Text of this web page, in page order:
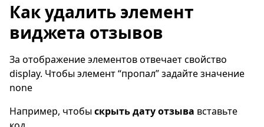
Как удалить элемент
виджета отзывов
За отображение элементов отвечает свойство
display. Чтобы элемент “пропал” задайте значение
none
Например, чтобыскрыть дату отзыва вставьте